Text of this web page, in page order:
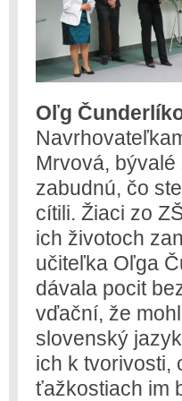
Oľg
Mrvová,
zabudnú, čo
cítili. Žiaci zo
ich životoch
učiteľka Oľga
dávala pocit
vďační, že
slovenský
ich k tvorivosti,
ťažkostiach im